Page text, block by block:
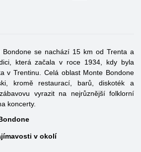
Bondone se nachází 15 km od Trenta a
která začala v roce 1934, kdy byla
v Trentinu. Celá oblast Monte Bondone
kromě restaurací, barů, diskoték a
vyrazit na nejrůznější folklorní
koncerty.
v okolí